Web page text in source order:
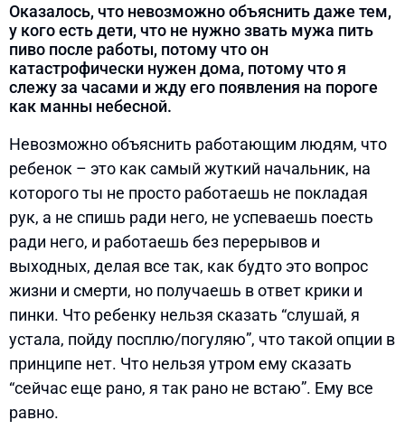
Оказалось, что невозможно объяснить даже тем,
у кого есть дети, что не нужно звать мужа пить
пиво после работы, потому что он
катастрофически нужен дома, потому что я
слежу за часами и жду его появления на пороге
как манны небесной.
Невозможно объяснить работающим людям, что
ребенок – это как самый жуткий начальник, на
которого ты не просто работаешь не покладая
рук, а не спишь ради него, не успеваешь поесть
ради него, и работаешь без перерывов и
выходных, делая все так, как будто это вопрос
жизни и смерти, но получаешь в ответ крики и
пинки. Что ребенку нельзя сказать “слушай, я
устала, пойду посплю/погуляю”, что такой опции в
принципе нет. Что нельзя утром ему сказать
“сейчас еще рано, я так рано не встаю”. Ему все
равно.